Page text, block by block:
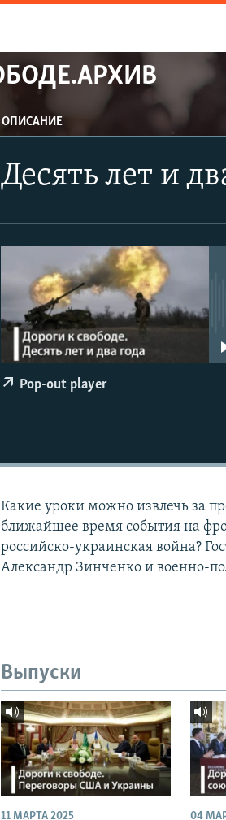
ОПИСАНИЕ
Десять лет и
Pop-out player
Какие уроки можно извлечь за
ближайшее время события на
российско-украинская война?
Александр Зинченко и военно-
Выпуски
11 МАРТА 2025 04